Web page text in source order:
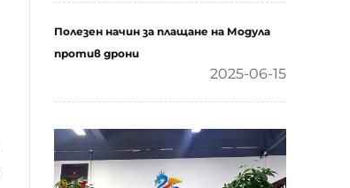
Полезен начин за плащане на Модула
против дрони
2025-06-15